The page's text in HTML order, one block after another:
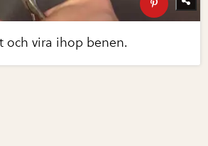
och vira ihop benen.